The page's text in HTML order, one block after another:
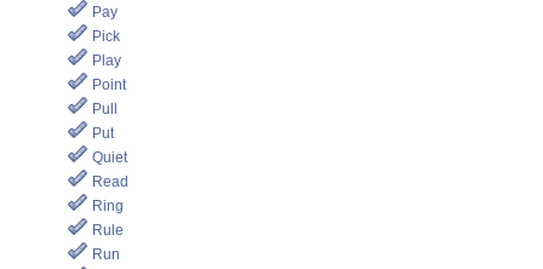
Pay
Pick
Play
Point
Pull
Put
Quiet
Read
Ring
Rule
Run